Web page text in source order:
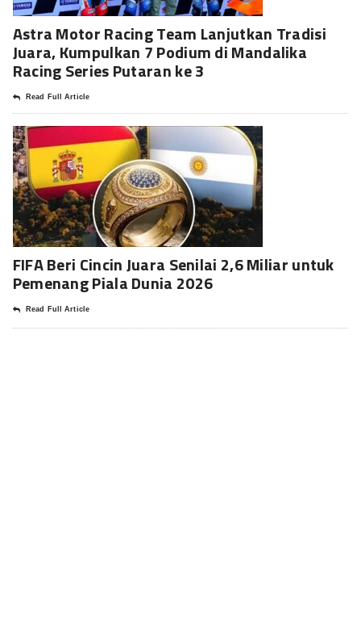
Astra Motor Racing Team Lanjutkan Tradisi
Juara, Kumpulkan 7 Podium di Mandalika
Racing Series Putaran ke 3
Read Full Article
FIFA Beri Cincin Juara Senilai 2,6 Miliar untuk
Pemenang Piala Dunia 2026
Read Full Article